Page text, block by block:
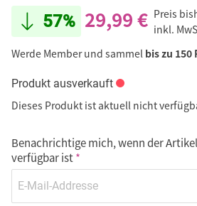
57% 29,99 € Preis
inkl.
Werde Member und sammel bis zu 150
Produkt ausverkauft
Dieses Produkt ist aktuell nicht
Benachrichtige mich, wenn der
verfügbar ist